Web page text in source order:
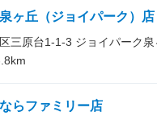
ヶ丘（ジョイパーク）店
三原台1-1-3 ジョイパーク
km
らファミリー店